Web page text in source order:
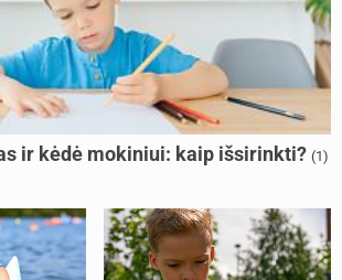
ir kėdė mokiniui: kaip išsirinkti? (1)